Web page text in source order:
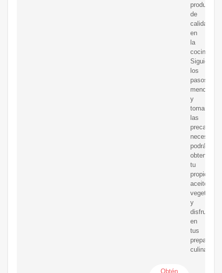
producto
de
calidad
en
la
cocina.
Siguiendo
los
pasos
y
tomando
las
podrás
obtener
tu
propio
aceite
vegetal
y
disfrutarlo
en
tus
culinarias.
Obtén